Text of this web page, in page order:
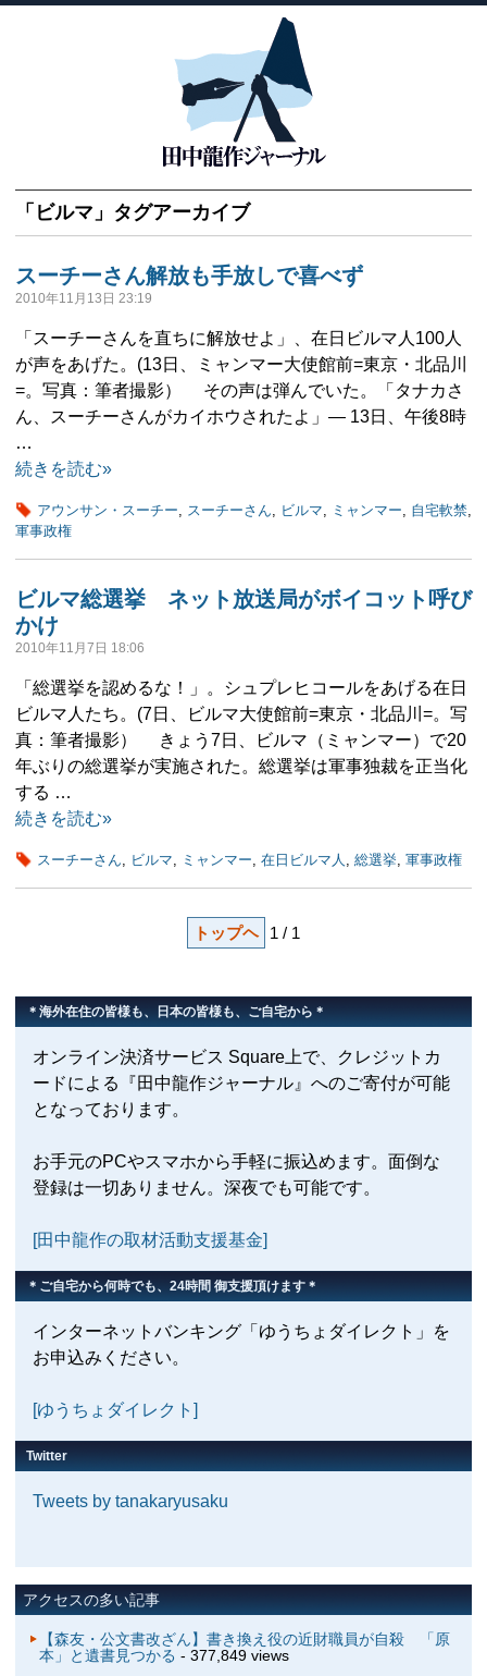
「 ビルマ 」タグアーカイブ
スーチーさん解放も手放しで喜べず
2010年11月13日 23:19
「スーチーさんを直ちに解放せよ」、在日ビルマ人100人
が声をあげた。(13日、ミャンマー大使館前=東京・北品川
=。写真：筆者撮影） その声は弾んでいた。「タナカさ
ん、スーチーさんがカイホウされたよ」― 13日、午後8時
…
続きを読む»
アウンサン・スーチー, スーチーさん, ビルマ, ミャンマー, 自宅軟禁,
軍事政権
ビルマ総選挙 ネット放送局がボイコット呼び
かけ
2010年11月7日 18:06
「総選挙を認めるな！」。シュプレヒコールをあげる在日
ビルマ人たち。(7日、ビルマ大使館前=東京・北品川=。写
真：筆者撮影） きょう7日、ビルマ（ミャンマー）で20
年ぶりの総選挙が実施された。総選挙は軍事独裁を正当化
する …
続きを読む»
スーチーさん, ビルマ, ミャンマー, 在日ビルマ人 , 総選挙, 軍事政権
トップヘ 1 / 1
＊海外在住の皆様も、日本の皆様も、ご自宅から＊
オンライン決済サービス Square上で、クレジットカ
ードによる『田中龍作ジャーナル』へのご寄付が可能
となっております。
お手元のPCやスマホから手軽に振込めます。面倒な
登録は一切ありません。深夜でも可能です。
[田中龍作の取材活動支援基金]
＊ご自宅から何時でも、24時間 御支援頂けます＊
インターネットバンキング「ゆうちょダイレクト」を
お申込みください。
[ゆうちょダイレクト]
Twitter
Tweets by tanakaryusaku
アクセスの多い記事
【森友・公文書改ざん】書き換え役の近財職員が自殺 「原
本」と遺書見つかる - 377,849 views